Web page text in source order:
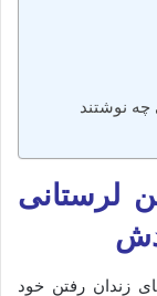
چه نوشتند
لرستانی
زندان رفتن خود